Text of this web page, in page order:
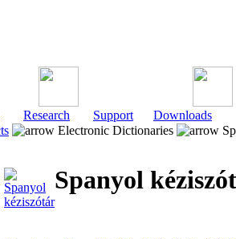
Research Support
Downloads
Electronic Dictionaries
Spanyol